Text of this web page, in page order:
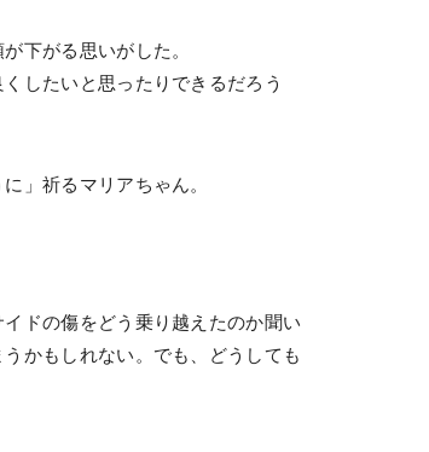
下がる思いがした。
したいと思ったりできるだろう
」祈るマリアちゃん。
ドの傷をどう乗り越えたのか聞い
かもしれない。でも、どうしても